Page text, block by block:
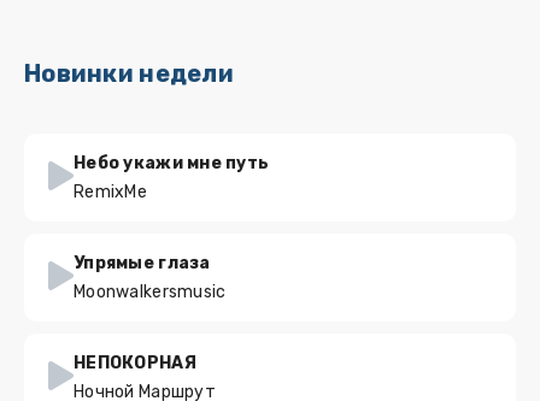
Новинки недели
Небо укажи мне путь
RemixMe
Упрямые глаза
Moonwalkersmusic
НЕПОКОРНАЯ
Ночной Маршрут